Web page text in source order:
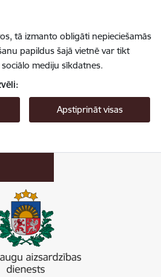
tā izmanto obligāti nepieciešamās
papildus šajā vietnē var tikt
mediju sīkdatnes.
Apstiprināt visas